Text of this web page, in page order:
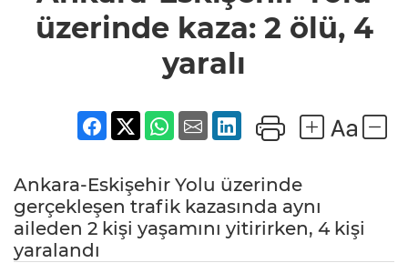
ölü, 4
yaralı
üzerinde kaza: 2 ölü, 4
yaralı
Ankara-Eskişehir Yolu üzerinde
gerçekleşen trafik kazasında aynı
aileden 2 kişi yaşamını yitirirken, 4 kişi
yaralandı